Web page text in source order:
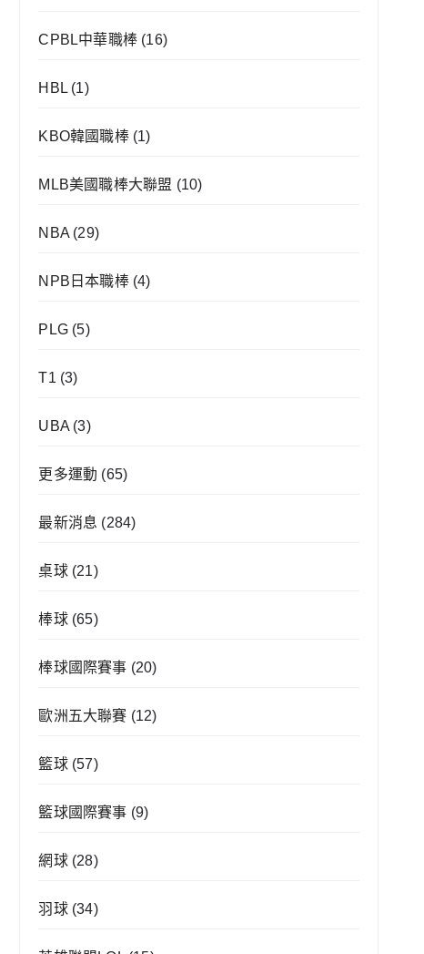
CPBL中華職棒(16)
HBL(1)
KBO韓國職棒(1)
MLB美國職棒大聯盟 (10)
NBA(29)
NPB日本職棒(4)
PLG(5)
T1 (3)
UBA(3)
更多運動 (65)
最新消息 (284)
桌球(21)
棒球(65)
棒球國際賽事 (20)
歐洲五大聯賽 (12)
籃球(57)
籃球國際賽事 (9)
網球(28)
羽球(34)